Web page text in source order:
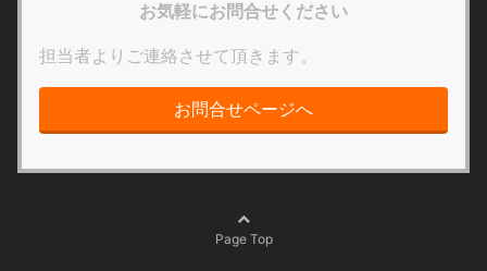
お気軽にお問合せください
担当者よりご連絡させて頂きます。
お問合せページへ
Page Top